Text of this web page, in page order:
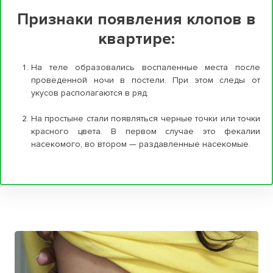
Признаки появления клопов в
квартире:
На теле образовались воспаленные места после
проведенной ночи в постели. При этом следы от
укусов располагаются в ряд.
На простыне стали появляться черные точки или точки
красного цвета. В первом случае это фекалии
насекомого, во втором — раздавленные насекомые.